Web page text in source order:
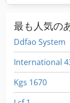
最も人気の
Ddfao System
International
Kgs 1670